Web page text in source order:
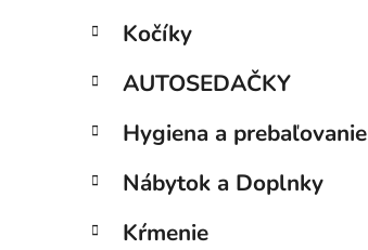
Kočíky
AUTOSEDAČKY
Hygiena a prebaľovanie
Nábytok a Doplnky
Kŕmenie